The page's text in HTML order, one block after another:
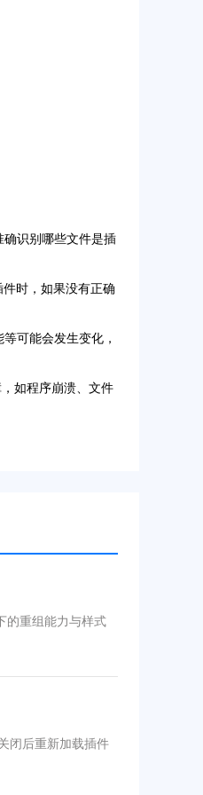
识别哪些文件是插
时，如果没有正确
可能会发生变化，
如程序崩溃、文件
的重组能力与样式
闭后重新加载插件